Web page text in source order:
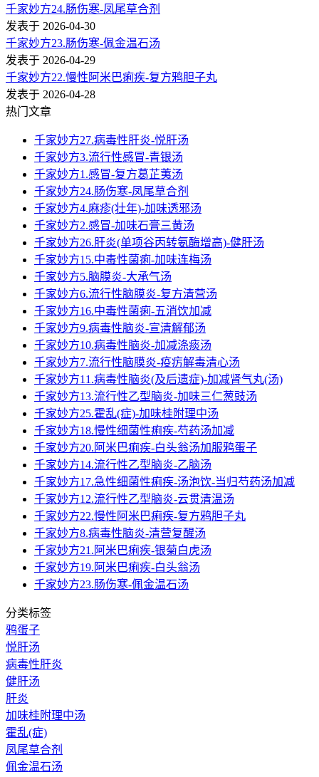
千家妙方24.肠伤寒-凤尾草合剂
发表于 2026-04-30
千家妙方23.肠伤寒-佩金温石汤
发表于 2026-04-29
千家妙方22.慢性阿米巴痢疾-复方鸦胆子丸
发表于 2026-04-28
热门文章
千家妙方27.病毒性肝炎-悦肝汤
千家妙方3.流行性感冒-青银汤
千家妙方1.感冒-复方葛芷荑汤
千家妙方24.肠伤寒-凤尾草合剂
千家妙方4.麻疹(壮年)-加味透邪汤
千家妙方2.感冒-加味石膏三黄汤
千家妙方26.肝炎(单项谷丙转氨酶增高)-健肝汤
千家妙方15.中毒性菌痢-加味连梅汤
千家妙方5.脑膜炎-大承气汤
千家妙方6.流行性脑膜炎-复方清营汤
千家妙方16.中毒性菌痢-五消饮加减
千家妙方9.病毒性脑炎-宣清解郁汤
千家妙方10.病毒性脑炎-加减涤痰汤
千家妙方7.流行性脑膜炎-疫疠解毒清心汤
千家妙方11.病毒性脑炎(及后遗症)-加减肾气丸(汤)
千家妙方13.流行性乙型脑炎-加味三仁葱豉汤
千家妙方25.霍乱(症)-加味桂附理中汤
千家妙方18.慢性细菌性痢疾-芍药汤加减
千家妙方20.阿米巴痢疾-白头翁汤加服鸦蛋子
千家妙方14.流行性乙型脑炎-乙脑汤
千家妙方17.急性细菌性痢疾-汤泡饮-当归芍药汤加减
千家妙方12.流行性乙型脑炎-云贯清温汤
千家妙方22.慢性阿米巴痢疾-复方鸦胆子丸
千家妙方8.病毒性脑炎-清营复醒汤
千家妙方21.阿米巴痢疾-银菊白虎汤
千家妙方19.阿米巴痢疾-白头翁汤
千家妙方23.肠伤寒-佩金温石汤
分类标签
鸦蛋子
悦肝汤
病毒性肝炎
健肝汤
肝炎
加味桂附理中汤
霍乱(症)
凤尾草合剂
佩金温石汤